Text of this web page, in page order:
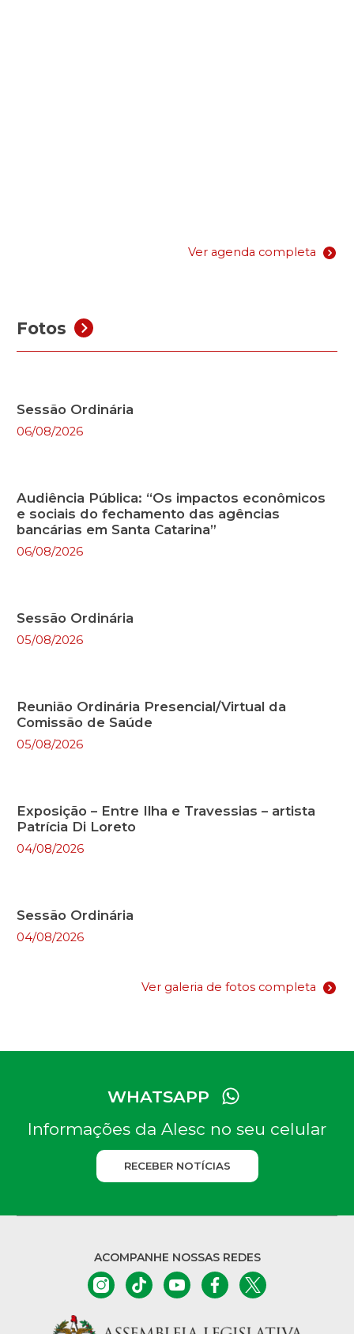
Ver agenda completa
Fotos
Sessão Ordinária
06/08/2026
Audiência Pública: “Os impactos econômicos
e sociais do fechamento das agências
bancárias em Santa Catarina”
06/08/2026
Sessão Ordinária
05/08/2026
Reunião Ordinária Presencial/Virtual da
Comissão de Saúde
05/08/2026
Exposição – Entre Ilha e Travessias – artista
Patrícia Di Loreto
04/08/2026
Sessão Ordinária
04/08/2026
Ver galeria de fotos completa
WHATSAPP
Informações da Alesc no seu celular
RECEBER NOTÍCIAS
ACOMPANHE NOSSAS REDES